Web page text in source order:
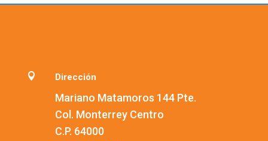
 Dirección
Mariano Matamoros 144 Pte.
Col. Monterrey Centro
C.P. 64000